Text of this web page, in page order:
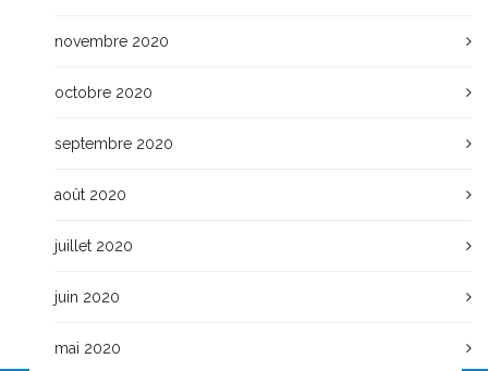
novembre 2020
octobre 2020
septembre 2020
août 2020
juillet 2020
juin 2020
mai 2020